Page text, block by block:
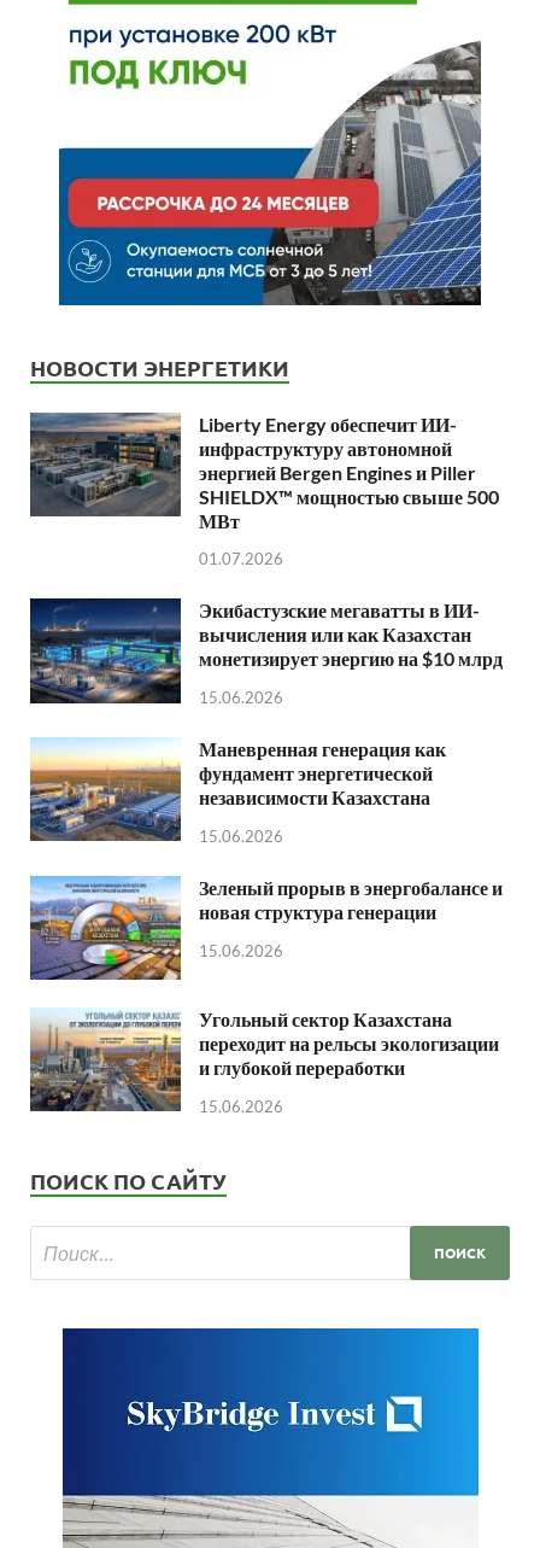
НОВОСТИ ЭНЕРГЕТИКИ
Liberty Energy обеспечит ИИ-
инфраструктуру автономной
энергией Bergen Engines и Piller
SHIELDX™ мощностью свыше 500
МВт
01.07.2026
Экибастузские мегаватты в ИИ-
вычисления или как Казахстан
монетизирует энергию на $10 млрд
15.06.2026
Маневренная генерация как
фундамент энергетической
независимости Казахстана
15.06.2026
Зеленый прорыв в энергобалансе и
новая структура генерации
15.06.2026
Угольный сектор Казахстана
переходит на рельсы экологизации
и глубокой переработки
15.06.2026
ПОИСК ПО САЙТУ